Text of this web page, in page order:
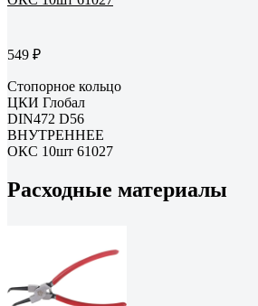
549 ₽
Стопорное кольцо
ЦКИ Глобал
DIN472 D56
ВНУТРЕННЕЕ
ОКС 10шт 61027
Расходные материалы